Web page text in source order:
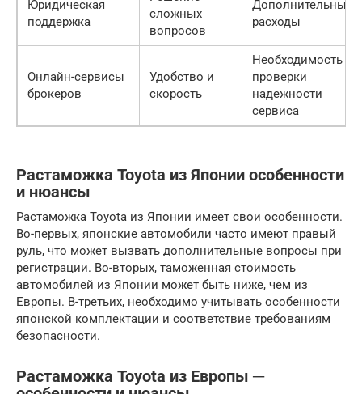
Юридическая
поддержка
сложных
вопросов
Дополнительные
расходы
Онлайн-сервисы
брокеров
Удобство и
скорость
Необходимость
проверки
надежности
сервиса
Растаможка Toyota из Японии особенности
и нюансы
Растаможка Toyota из Японии имеет свои особенности.
Во-первых, японские автомобили часто имеют правый
руль, что может вызвать дополнительные вопросы при
регистрации. Во-вторых, таможенная стоимость
автомобилей из Японии может быть ниже, чем из
Европы. В-третьих, необходимо учитывать особенности
японской комплектации и соответствие требованиям
безопасности.
Растаможка Toyota из Европы ─